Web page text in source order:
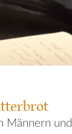
Männern